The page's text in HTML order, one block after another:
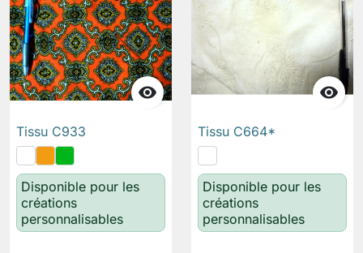

Tissu C933
Disponible pour les
créations
personnalisables

Tissu C664*
Disponible pour les
créations
personnalisables